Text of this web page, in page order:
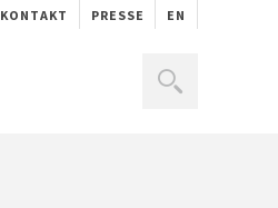
KONTAKT PRESSE EN